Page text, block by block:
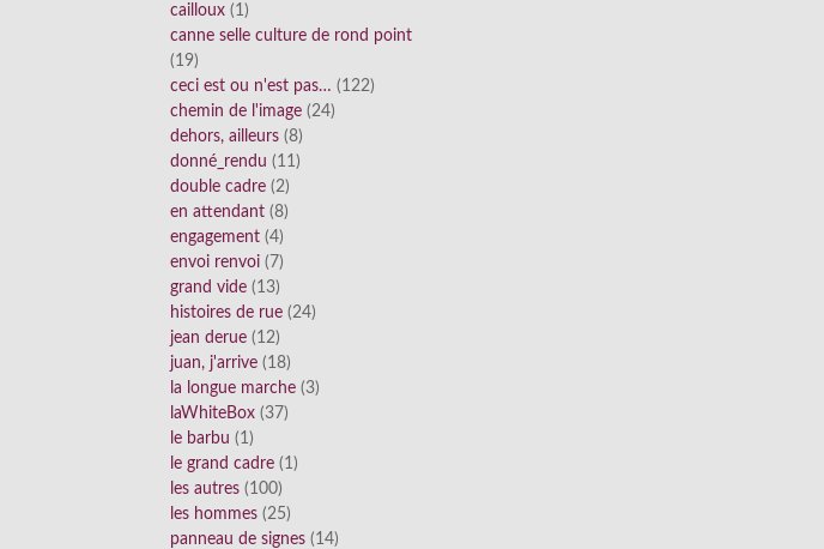
cailloux (1)
canne selle culture de rond point
(19)
ceci est ou n'est pas… (122)
chemin de l'image (24)
dehors, ailleurs (8)
donné_rendu (11)
double cadre (2)
en attendant (8)
engagement (4)
envoi renvoi (7)
grand vide (13)
histoires de rue (24)
jean derue (12)
juan, j'arrive (18)
la longue marche (3)
laWhiteBox (37)
le barbu (1)
le grand cadre (1)
les autres (100)
les hommes (25)
panneau de signes (14)